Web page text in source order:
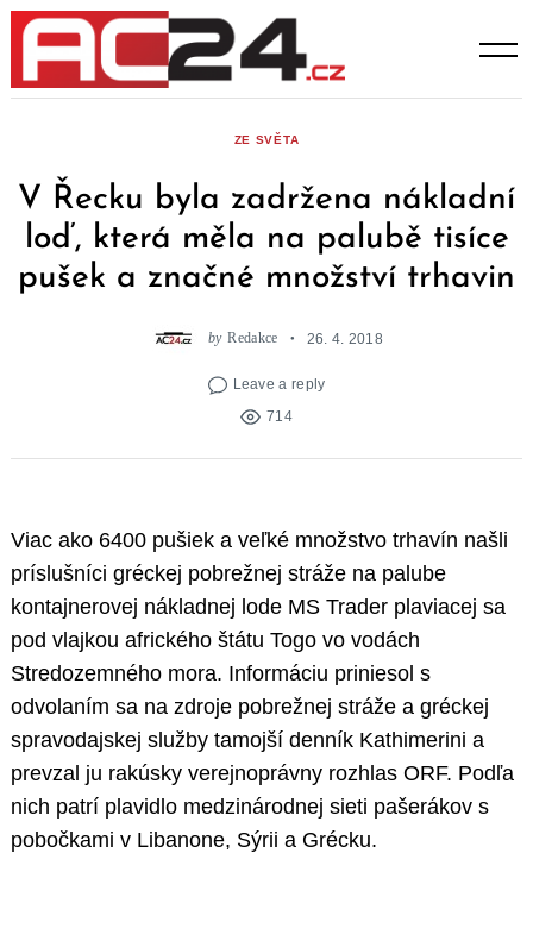
Skip
content
ZE SVĚTA
V Řecku byla zadržena nákladní
loď, která měla na palubě tisíce
pušek a značné množství trhavin
by Redakce 26. 4. 2018
Leave a reply
714
Viac ako 6400 pušiek a veľké množstvo trhavín našli
príslušníci gréckej pobrežnej stráže na palube
kontajnerovej nákladnej lode MS Trader plaviacej sa
pod vlajkou afrického štátu Togo vo vodách
Stredozemného mora. Informáciu priniesol s
odvolaním sa na zdroje pobrežnej stráže a gréckej
spravodajskej služby tamojší denník Kathimerini a
prevzal ju rakúsky verejnoprávny rozhlas ORF. Podľa
nich patrí plavidlo medzinárodnej sieti pašerákov s
pobočkami v Libanone, Sýrii a Grécku.